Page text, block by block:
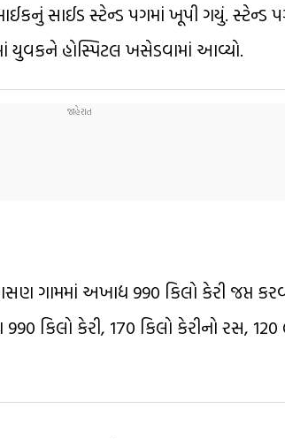
સાઈડ સ્ટેન્ડ પગમાં ખૂપી ગયું.
યુવકને હોસ્પિટલ ખસેડવામાં આવ્યો.
ગામમાં અખાદ્ય 990 કિલો કેરી જપ્ત
990 કિલો કેરી, 170 કિલો કેરીનો રસ,